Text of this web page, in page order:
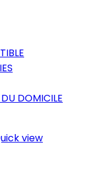
DOMICILE
view